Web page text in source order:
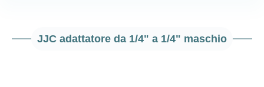
JJC adattatore da 1/4" a 1/4" maschio